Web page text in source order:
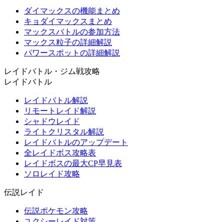
ダイマックスの機能まとめ
キョダイマックスまとめ
マックスバトルの参加方法
マックス粒子の詳細解説
パワースポットの詳細解説
レイドバトル・ジム戦攻略
レイドバトル
レイドバトル解説
リモートレイド解説
シャドウレイド
ライトクリスタル解説
レイドバトルのアップデート
全レイドボス攻略表
レイドボスの最大CP早見表
ソロレイド攻略
伝説レイド
伝説ポケモン攻略